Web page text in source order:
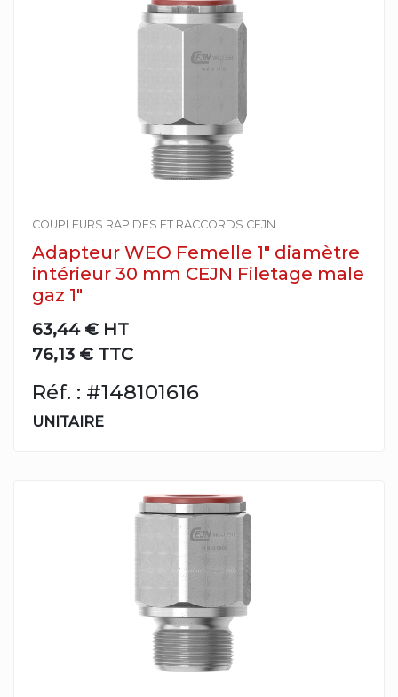
COUPLEURS RAPIDES ET RACCORDS CEJN
Adapteur WEO Femelle 1" diamètre
intérieur 30 mm CEJN Filetage male
gaz 1"
63,44 € HT
76,13 € TTC
Réf. : #148101616
UNITAIRE